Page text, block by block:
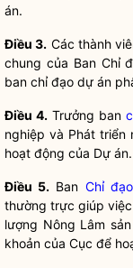
án.
Điều 3. Các thành
chung của Ban Chỉ
ban chỉ đạo dự án
Điều 4.Trưởng ban
nghiệp và Phát
hoạt động của Dự án.
Điều 5. Ban Chỉ đạo
thường trực giúp
lượng Nông Lâm
khoản của Cục để